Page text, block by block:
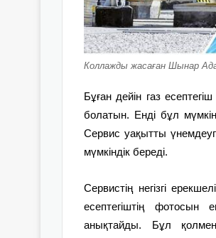
Коллажды жасаған Шынар
Бұған дейін газ
болатын. Енді бұл
Сервис уақытты
мүмкіндік береді.
Сервистің негізгі
есептегіштің фотосын
анықтайды. Бұл қолмен